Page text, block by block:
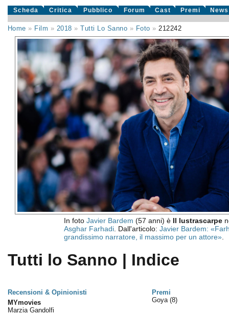
Scheda Critica Pubblico Forum Cast Premi News
Home » Film » 2018 »Tutti Lo Sanno » Foto »212242
In foto Javier Bardem (57 anni) è Il lustrascarpe
Asghar Farhadi. Dall'articolo: Javier Bardem:
grandissimo narratore, il massimo per un attore».
Tutti lo Sanno | Indice
Recensioni & Opinionisti
Premi
MYmovies
Marzia Gandolfi
Goya (8)